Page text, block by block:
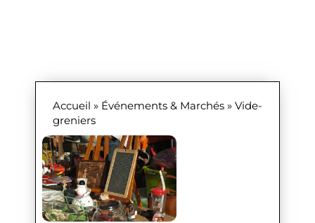
Accueil » Événements & Marchés» Vide-
greniers